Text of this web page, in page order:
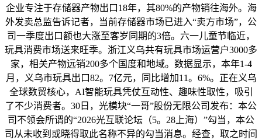
企业专注于存储器产物出口18年，其80%的产物销往海外。海
外发卖总监告诉记者，当前存储器市场已进入“卖方市场”，公
司一季度出口额也大涨至客岁同期的3倍。六一儿童节临近，
玩具消费市场送来旺季。浙江义乌共有玩具市场运营户3000多
家，相关产物远销200多个国度和地域。数据显示，本年1-4
月，义乌市玩具出口82。7亿元，同比增加11。6%。正在义乌
全球数贸核心，AI智能玩具凭仗互动性、趣味性取性，吸引
了不少消费者。30日，光模块“一哥”股份无限公司发布：本公
司不领会所谓的“2026光互联论坛（5。28上海）”勾当，本公
司从未收到或晓得取此名称不异的勾当消息。经查，取之时间